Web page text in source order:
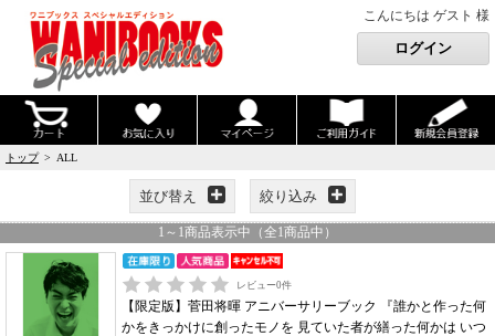
こんにちは ゲスト 様
トップ> ALL
並び替え 絞り込み
1 ～ 1商品表示中（全1商品中）
レビュー0件
【限定版】菅田将暉 アニバーサリーブック 『誰かと作った何
かをきっかけに創ったモノを 見ていた者が繕った何かは いつ